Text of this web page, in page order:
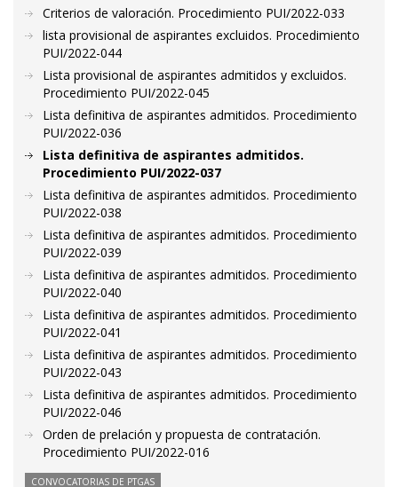
Criterios de valoración. Procedimiento PUI/2022-033
lista provisional de aspirantes excluidos. Procedimiento
PUI/2022-044
Lista provisional de aspirantes admitidos y excluidos.
Procedimiento PUI/2022-045
Lista definitiva de aspirantes admitidos. Procedimiento
PUI/2022-036
Lista definitiva de aspirantes admitidos.
Procedimiento PUI/2022-037
Lista definitiva de aspirantes admitidos. Procedimiento
PUI/2022-038
Lista definitiva de aspirantes admitidos. Procedimiento
PUI/2022-039
Lista definitiva de aspirantes admitidos. Procedimiento
PUI/2022-040
Lista definitiva de aspirantes admitidos. Procedimiento
PUI/2022-041
Lista definitiva de aspirantes admitidos. Procedimiento
PUI/2022-043
Lista definitiva de aspirantes admitidos. Procedimiento
PUI/2022-046
Orden de prelación y propuesta de contratación.
Procedimiento PUI/2022-016
CONVOCATORIAS DE PTGAS